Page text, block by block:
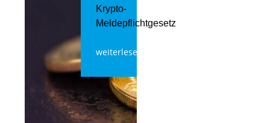
Krypto-
Meldepflichtgesetz
weiterlesen